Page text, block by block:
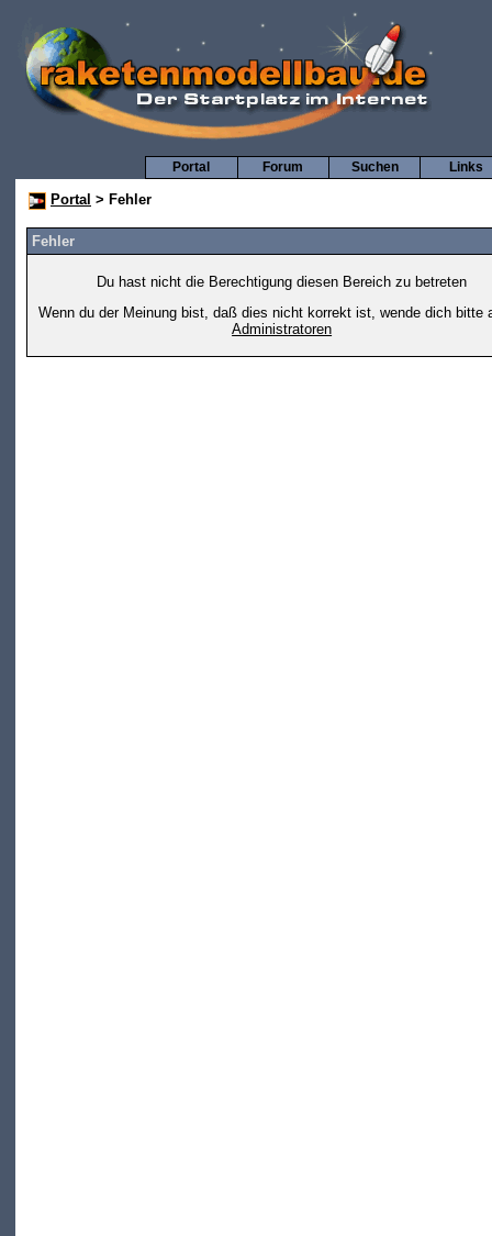
Links
Suchen
Forum
Portal
Portal > Fehler
Fehler
Du hast nicht die Berechtigung diesen Bereich zu betreten
Wenn du der Meinung bist, daß dies nicht korrekt ist, wende dich bitte
Administratoren